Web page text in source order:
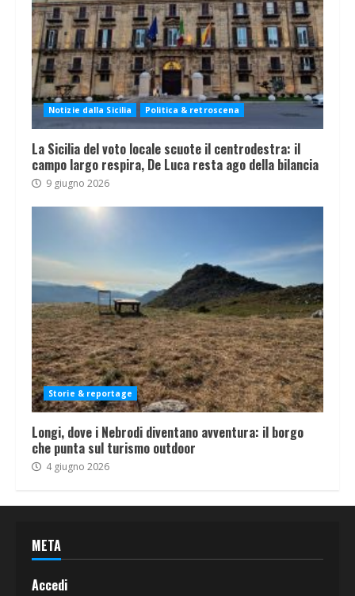
Notizie dalla Sicilia Politica & retroscena
La Sicilia del voto locale scuote il centrodestra: il
campo largo respira, De Luca resta ago della bilancia
9 giugno 2026
Storie & reportage
Longi, dove i Nebrodi diventano avventura: il borgo
che punta sul turismo outdoor
4 giugno 2026
META
Accedi